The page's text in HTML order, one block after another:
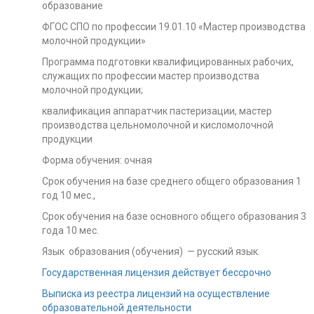
образование
ФГОС СПО по профессии 19.01.10 «Мастер производства
молочной продукции»
Программа подготовки квалифицированных рабочих,
служащих по профессии мастер производства
молочной продукции;
квалификация аппаратчик пастеризации, мастер
производства цельномолочной и кисломолочной
продукции
Форма обучения: очная
Срок обучения на базе среднего общего образования 1
год 10 мес.,
Срок обучения на базе основного общего образования 3
года 10 мес.
Язык образования (обучения) — русский язык.
Государственная лицензия действует бессрочно
Выписка из реестра лицензий на осуществление
образовательной деятельности